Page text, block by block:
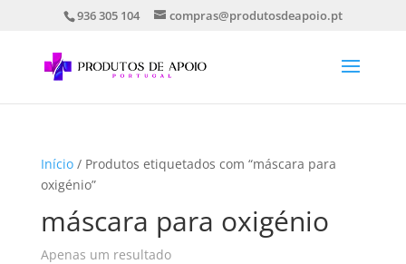
936 305 104 compras@produtosdeapoio.pt
Início/ Produtos etiquetados com “máscara para
oxigénio”
máscara para oxigénio
Apenas um resultado